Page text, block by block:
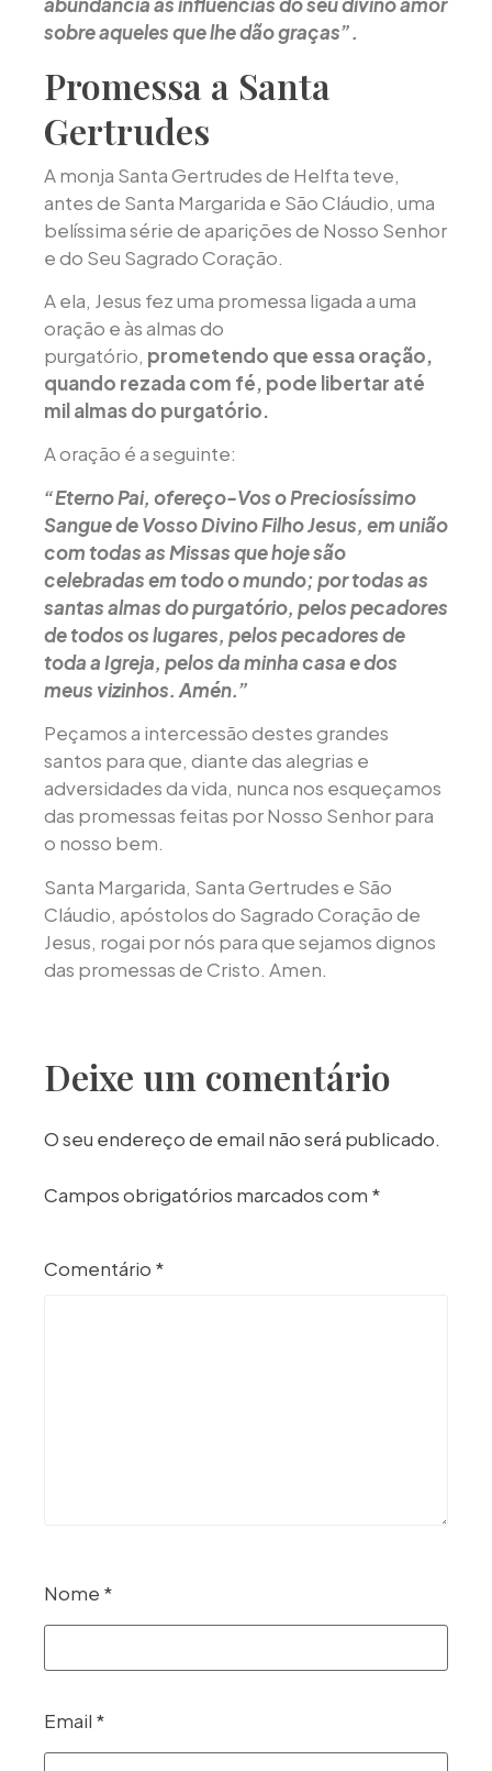
sobre aqueles que lhe dão graças”.
Promessa a Santa
Gertrudes
A monja Santa Gertrudes de Helfta teve,
antes de Santa Margarida e São Cláudio, uma
belíssima série de aparições de Nosso Senhor
e do Seu Sagrado Coração.
A ela, Jesus fez uma promessa ligada a uma
oração e às almas do
purgatório, prometendo que essa oração,
quando rezada com fé, pode libertar até
mil almas do purgatório.
A oração é a seguinte:
“Eterno Pai, ofereço-Vos o Preciosíssimo
Sangue de Vosso Divino Filho Jesus, em união
com todas as Missas que hoje são
celebradas em todo o mundo; por todas as
santas almas do purgatório, pelos pecadores
de todos os lugares, pelos pecadores de
toda a Igreja, pelos da minha casa e dos
meus vizinhos. Amén.”
Peçamos a intercessão destes grandes
santos para que, diante das alegrias e
adversidades da vida, nunca nos esqueçamos
das promessas feitas por Nosso Senhor para
o nosso bem.
Santa Margarida, Santa Gertrudes e São
Cláudio, apóstolos do Sagrado Coração de
Jesus, rogai por nós para que sejamos dignos
das promessas de Cristo. Amen.
Deixe um comentário
O seu endereço de email não será publicado.
Campos obrigatórios marcados com *
Comentário *
Nome *
Email *